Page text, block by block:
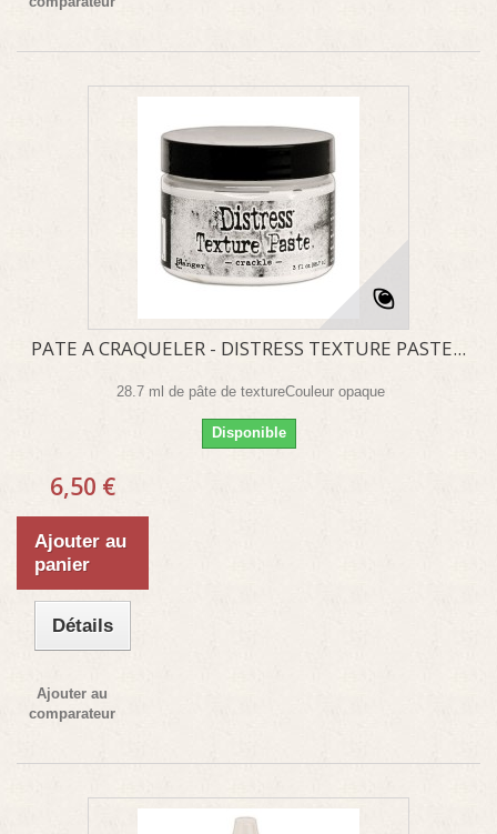
PATE A CRAQUELER - DISTRESS TEXTURE PASTE...
28.7 ml de pâte de textureCouleur opaque
Disponible
6,50 €
Ajouter au
panier
Détails
Ajouter au
comparateur